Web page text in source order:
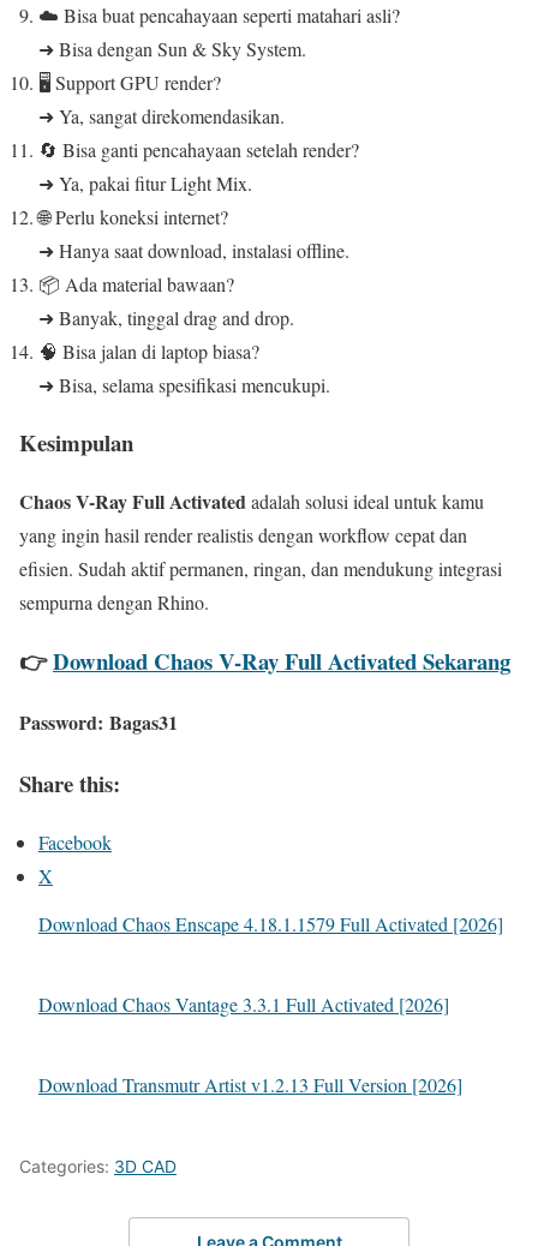
☁️ Bisa buat pencahayaan seperti matahari asli?
➜ Bisa dengan Sun & Sky System.
🖥️ Support GPU render?
➜ Ya, sangat direkomendasikan.
🔄 Bisa ganti pencahayaan setelah render?
➜ Ya, pakai fitur Light Mix.
🌐 Perlu koneksi internet?
➜ Hanya saat download, instalasi offline.
📦 Ada material bawaan?
➜ Banyak, tinggal drag and drop.
🧠 Bisa jalan di laptop biasa?
➜ Bisa, selama spesifikasi mencukupi.
Kesimpulan
Chaos V-Ray Full Activatedadalah solusi ideal untuk kamu
yang ingin hasil render realistis dengan workflow cepat dan
efisien. Sudah aktif permanen, ringan, dan mendukung integrasi
sempurna dengan Rhino.
👉Download Chaos V-Ray Full Activated Sekarang
Password: Bagas31
Share this:
Facebook
X
Download Chaos Enscape 4.18.1.1579 Full Activated [2026]
Download Chaos Vantage 3.3.1 Full Activated [2026]
Download Transmutr Artist v1.2.13 Full Version [2026]
Categories: 3D CAD
Leave a Comment